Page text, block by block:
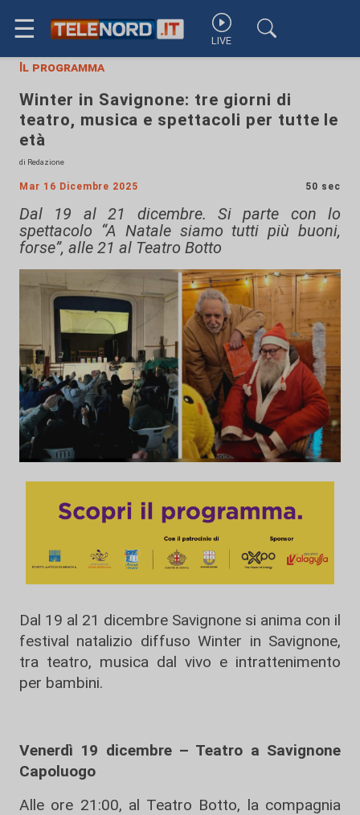
☰ LIVE
Il programma
Winter in Savignone: tre giorni di
teatro, musica e spettacoli per tutte le
età
di Redazione
Mar 16 Dicembre 2025 50 sec
Dal 19 al 21 dicembre. Si parte con lo
spettacolo “A Natale siamo tutti più buoni,
forse”, alle 21 al Teatro Botto
Dal 19 al 21 dicembre Savignone si anima con il
festival natalizio diffuso Winter in Savignone,
tra teatro, musica dal vivo e intrattenimento
per bambini.
Venerdì 19 dicembre – Teatro a Savignone
Capoluogo
Alle ore 21:00, al Teatro Botto, la compagnia